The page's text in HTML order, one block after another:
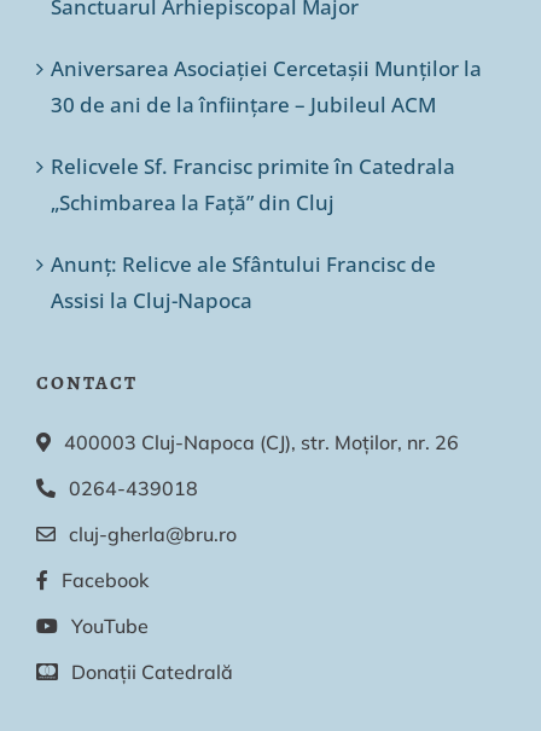
Sanctuarul Arhiepiscopal Major
Aniversarea Asociației Cercetașii Munților la
30 de ani de la înființare – Jubileul ACM
Relicvele Sf. Francisc primite în Catedrala
„Schimbarea la Față” din Cluj
Anunț: Relicve ale Sfântului Francisc de
Assisi la Cluj-Napoca
CONTACT
400003 Cluj-Napoca (CJ), str. Moților, nr. 26
0264-439018
cluj-gherla@bru.ro
Facebook
YouTube
Donații Catedrală